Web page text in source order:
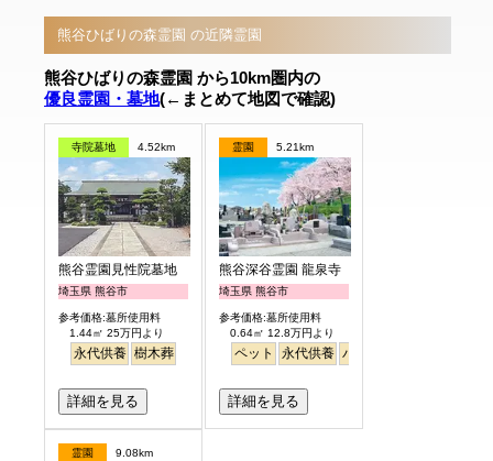
熊谷ひばりの森霊園 の近隣霊園
熊谷ひばりの森霊園 から10km圏内の
優良霊園・墓地(←まとめて地図で確認)
寺院墓地 4.52km
熊谷霊園見性院墓地
埼玉県 熊谷市
参考価格:墓所使用料
1.44㎡ 25万円より
永代供養 樹木葬
詳細を見る
霊園 5.21km
熊谷深谷霊園 龍泉寺
埼玉県 熊谷市
参考価格:墓所使用料
0.64㎡ 12.8万円より
ペット 永代供養 バリアフリー
詳細を見る
霊園 9.08km